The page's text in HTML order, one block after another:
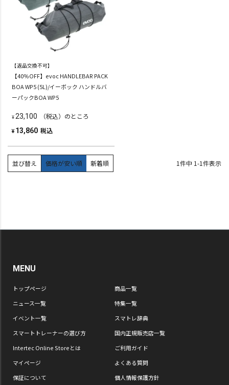
【返品交換不可】
【40％OFF】evoc HANDLEBAR PACK
BOA WP5 (5L)/イーボック ハンドルバ
ーパックBOA WP5
¥23,100 （税込）のところ
¥ 13,860 税込
並び替え 価格が安い順 新着順 1件中 1-1件表示
MENU
トップページ
商品一覧
ニュース一覧
特集一覧
イベント一覧
スマトレ辞典
スマートトレーナーの選び方
国内正規販売店一覧
Intertec Online Storeとは
ご利用ガイド
マイページ
よくある質問
保証について
個人情報保護方針